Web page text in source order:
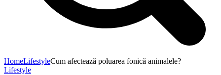
HomeLifestyleCum afectează poluarea fonică animalele?
Lifestyle